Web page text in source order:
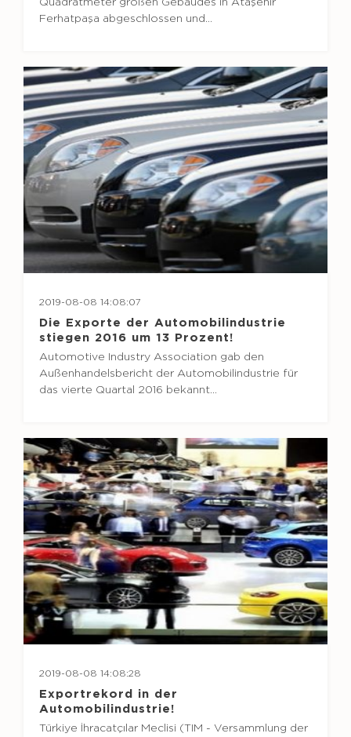
Ferhatpaşa abgeschlossen und…
2019-08-08 14:08:07
Die Exporte der Automobilindustrie
stiegen 2016 um 13 Prozent!
Automotive Industry Association gab den
Außenhandelsbericht der Automobilindustrie für
das vierte Quartal 2016 bekannt…
2019-08-08 14:08:28
Exportrekord in der
Automobilindustrie!
Türkiye İhracatçılar Meclisi (TIM - Versammlung der